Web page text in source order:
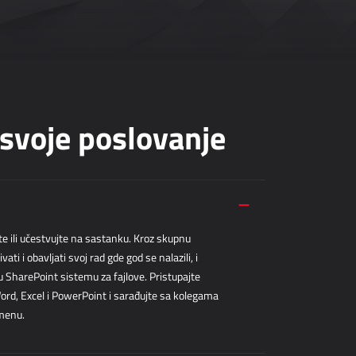
poslovanje
ili učestvujte na sastanku. Kroz skupnu
i obavljati svoj rad gde god se nalazili, i
SharePoint sistemu za fajlove. Pristupajte
Excel i PowerPoint i sarađujte sa kolegama